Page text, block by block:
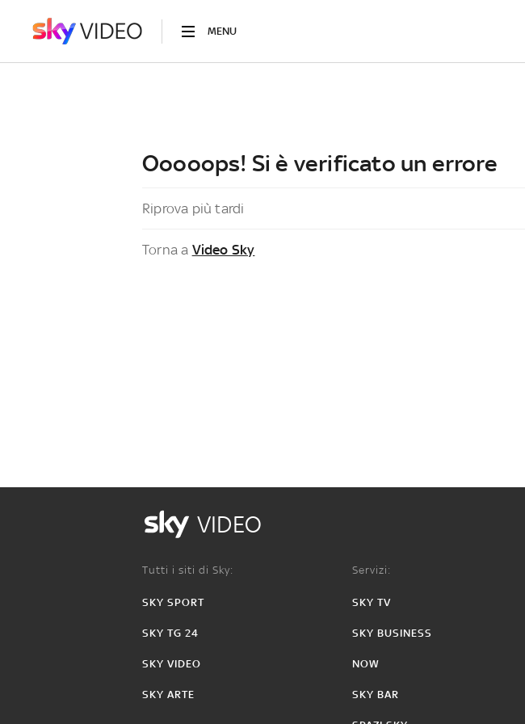
MENU
Ooooops! Si è verificato un errore
Riprova più tardi
Torna a Video Sky
VIDEO
Tutti i siti di Sky:
SKY SPORT
SKY TG 24
SKY VIDEO
SKY ARTE
Servizi:
SKY TV
SKY BUSINESS
NOW
SKY BAR